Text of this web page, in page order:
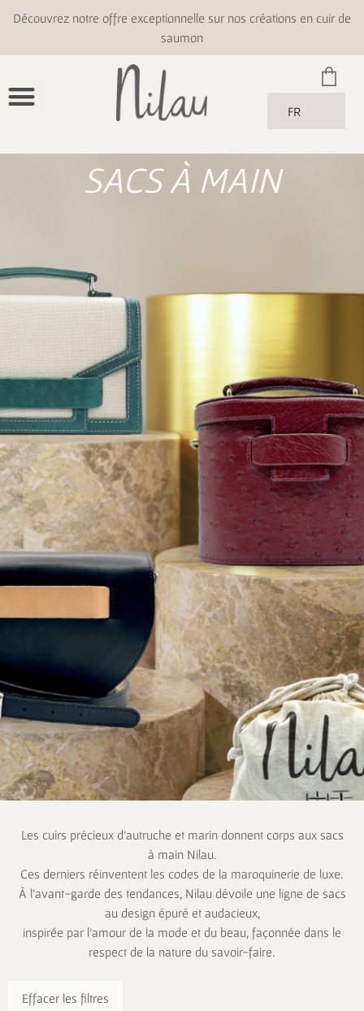
Découvrez notre offre exceptionnelle sur nos créations en cuir de
saumon
FR
SACS À MAIN
Les cuirs précieux d’autruche et marin donnent corps aux sacs
à main Nilau.
Ces derniers réinventent les codes de la maroquinerie de luxe.
À l’avant-garde des tendances, Nilau dévoile une ligne de sacs
au design épuré et audacieux,
inspirée par l’amour de la mode et du beau, façonnée dans le
respect de la nature du savoir-faire.
Effacer les filtres